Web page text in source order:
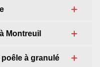
Montreuil
à granulé